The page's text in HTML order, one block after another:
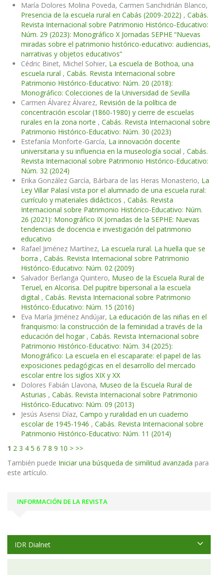
María Dolores Molina Poveda, Carmen Sanchidrián Blanco,
Presencia de la escuela rural en Cabás (2009-2022) , Cabás.
Revista Internacional sobre Patrimonio Histórico-Educativo:
Núm. 29 (2023): Monográfico X Jornadas SEPHE “Nuevas
miradas sobre el patrimonio histórico-educativo: audiencias,
narrativas y objetos educativos”
Cédric Binet, Michel Sohier, La escuela de Bothoa, una
escuela rural , Cabás. Revista Internacional sobre
Patrimonio Histórico-Educativo: Núm. 20 (2018):
Monográfico: Colecciones de la Universidad de Sevilla
Carmen Álvarez Álvarez, Revisión de la política de
concentración escolar (1860-1980) y cierre de escuelas
rurales en la zona norte , Cabás. Revista Internacional sobre
Patrimonio Histórico-Educativo: Núm. 30 (2023)
Estefanía Monforte-García, La innovación docente
universitaria y su influencia en la museología social , Cabás.
Revista Internacional sobre Patrimonio Histórico-Educativo:
Núm. 32 (2024)
Erika González García, Bárbara de las Heras Monasterio, La
Ley Villar Palasí vista por el alumnado de una escuela rural:
currículo y materiales didácticos , Cabás. Revista
Internacional sobre Patrimonio Histórico-Educativo: Núm.
26 (2021): Monográfico IX Jornadas de la SEPHE: Nuevas
tendencias de docencia e investigación del patrimonio
educativo
Rafael Jiménez Martínez, La escuela rural. La huella que se
borra , Cabás. Revista Internacional sobre Patrimonio
Histórico-Educativo: Núm. 02 (2009)
Salvador Berlanga Quintero, Museo de la Escuela Rural de
Teruel, en Alcorisa. Del pupitre bipersonal a la escuela
digital , Cabás. Revista Internacional sobre Patrimonio
Histórico-Educativo: Núm. 15 (2016)
Eva María Jiménez Andújar, La educación de las niñas en el
franquismo: la construcción de la feminidad a través de la
educación del hogar , Cabás. Revista Internacional sobre
Patrimonio Histórico-Educativo: Núm. 34 (2025):
Monográfico: La escuela en el escaparate: el papel de las
exposiciones pedagógicas en el desarrollo del mercado
escolar entre los siglos XIX y XX
Dolores Fabián Llavona, Museo de la Escuela Rural de
Asturias , Cabás. Revista Internacional sobre Patrimonio
Histórico-Educativo: Núm. 09 (2013)
Jesús Asensi Díaz, Campo y ruralidad en un cuaderno
escolar de 1945-1946 , Cabás. Revista Internacional sobre
Patrimonio Histórico-Educativo: Núm. 11 (2014)
1 2 3 4 5 6 7 8 9 10 > >>
También puede Iniciar una búsqueda de similitud avanzada para
este artículo.
INFORMACIÓN DE LA REVISTA
IDR Dialnet